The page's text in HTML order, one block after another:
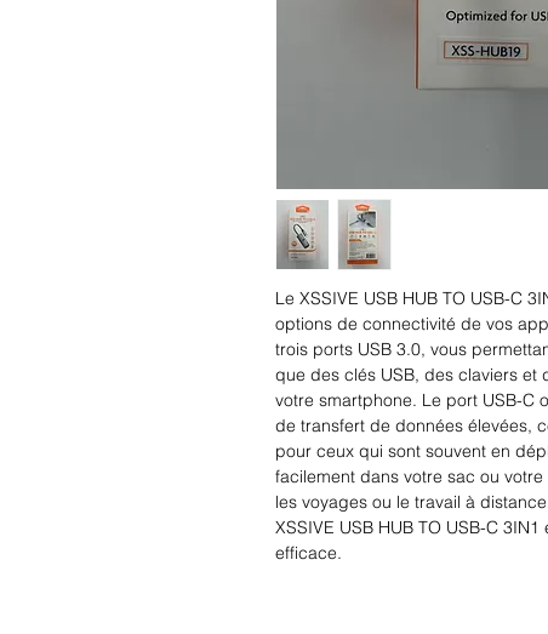
Le XSSIVE USB HUB TO USB-C
options de connectivité de vos
trois ports USB 3.0, vous
que des clés USB, des claviers et
votre smartphone. Le port USB-C
de transfert de données élevées,
pour ceux qui sont souvent en
facilement dans votre sac ou
les voyages ou le travail à
XSSIVE USB HUB TO USB-C
efficace.